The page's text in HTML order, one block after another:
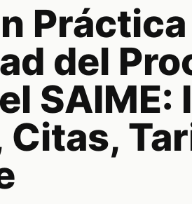
Práctica
del
SAIME:
Citas,